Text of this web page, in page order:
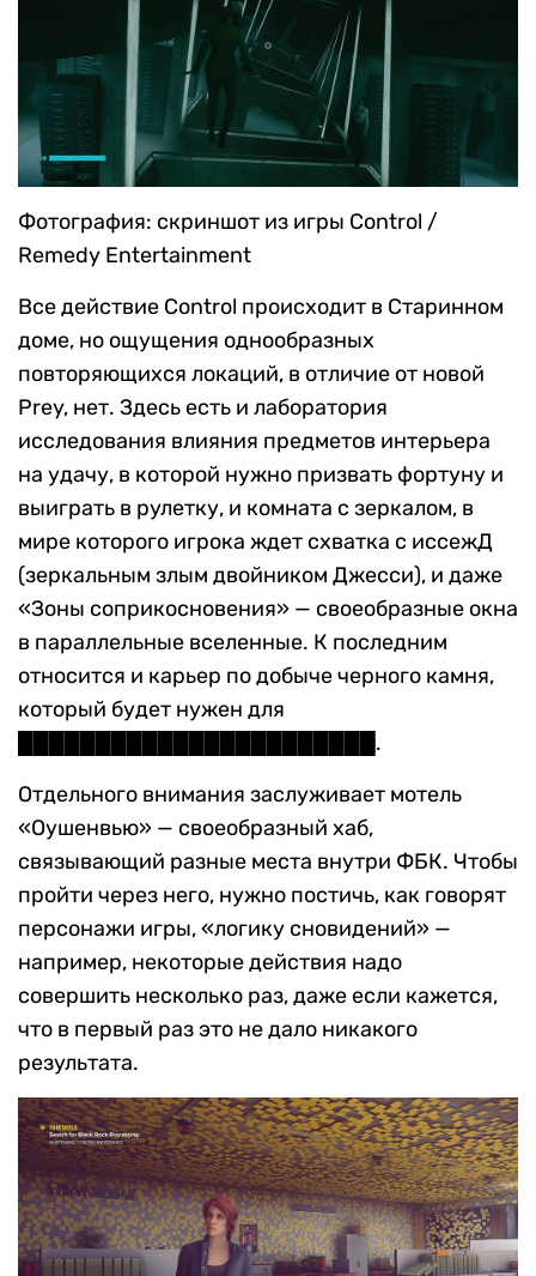
Фотография: скриншот из игры Control /
Remedy Entertainment
Все действие Control происходит в Старинном
доме, но ощущения однообразных
повторяющихся локаций, в отличие от новой
Prey, нет. Здесь есть и лаборатория
исследования влияния предметов интерьера
на удачу, в которой нужно призвать фортуну и
выиграть в рулетку, и комната с зеркалом, в
мире которого игрока ждет схватка с иссежД
(зеркальным злым двойником Джесси), и даже
«Зоны соприкосновения» — своеобразные окна
в параллельные вселенные. К последним
относится и карьер по добыче черного камня,
который будет нужен для
███████████████████████.
Отдельного внимания заслуживает мотель
«Оушенвью» — своеобразный хаб,
связывающий разные места внутри ФБК. Чтобы
пройти через него, нужно постичь, как говорят
персонажи игры, «логику сновидений» —
например, некоторые действия надо
совершить несколько раз, даже если кажется,
что в первый раз это не дало никакого
результата.